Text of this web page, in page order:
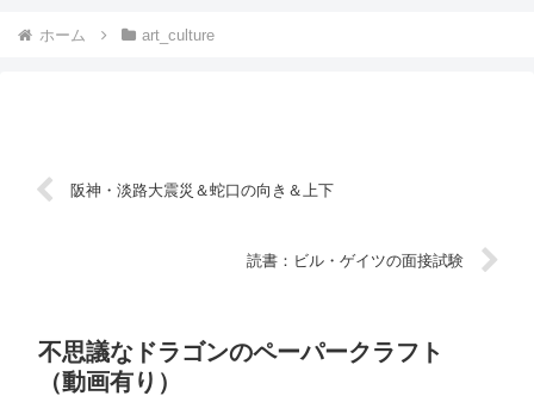
ホーム art_culture
阪神・淡路大震災＆蛇口の向き＆上下
読書：ビル・ゲイツの面接試験
不思議なドラゴンのペーパークラフト
（動画有り）